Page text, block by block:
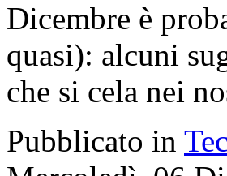
Dicembre è
quasi): alcuni
che si cela nei
Pubblicato in